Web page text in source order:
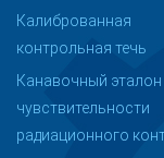
Калиброванная
контрольная течь
Канавочный эталон
чувствительности
радиационного